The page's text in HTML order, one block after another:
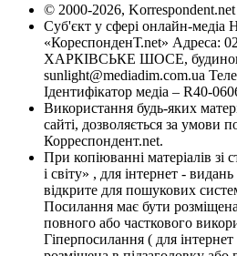
© 2000-2026, Korrespondent.net
Суб'єкт у сфері онлайн-медіа
«КореспонденТ.net» Адреса:
ХАРКІВСЬКЕ ШОСЕ, будинок
sunlight@mediadim.com.ua
Ідентифікатор медіа – R40-
Використання будь-яких
сайті, дозволяється за умови
Корреспондент.net.
При копіюванні матеріалів
і світу» , для інтернет -
відкрите для пошукових
Посилання має бути
повного або часткового
Гіперпосилання ( для